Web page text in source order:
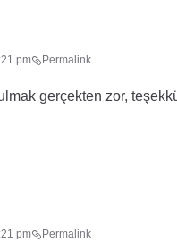
pm Permalink
gerçekten zor,
pm Permalink